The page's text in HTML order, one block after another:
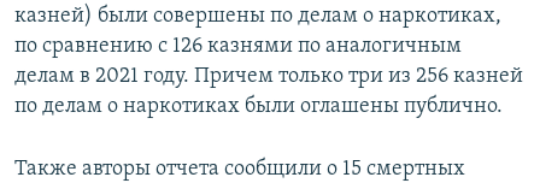
казней) были совершены по делам о наркотиках,
по сравнению с 126 казнями по аналогичным
делам в 2021 году. Причем только три из 256 казней
по делам о наркотиках были оглашены публично.
Также авторы отчета сообщили о 15 смертных